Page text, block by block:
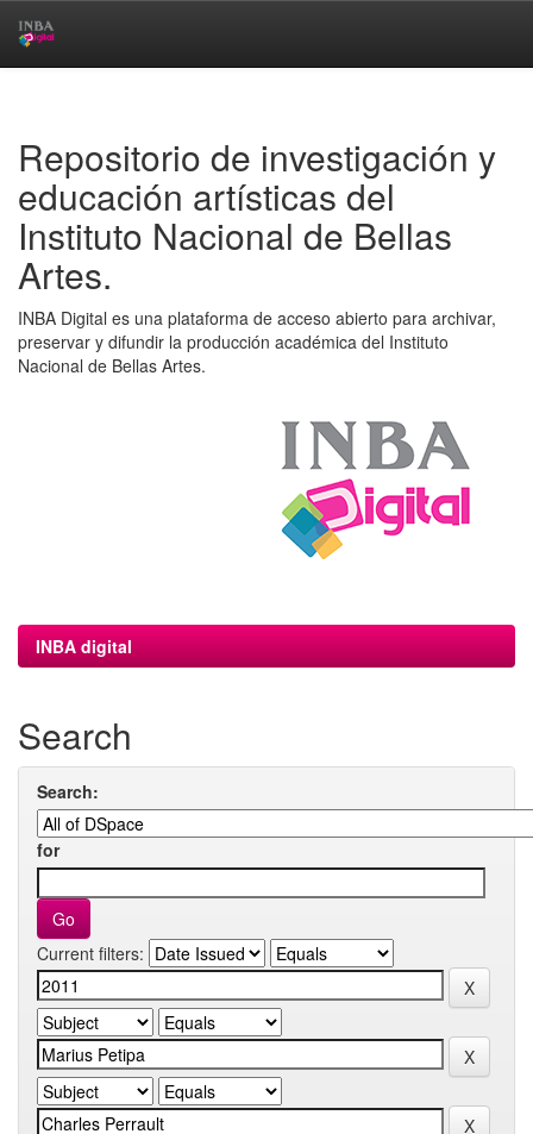
Repositorio de investigación y
educación artísticas del
Instituto Nacional de Bellas
Artes.
INBA Digital es una plataforma de acceso abierto para archivar,
preservar y difundir la producción académica del Instituto
Nacional de Bellas Artes.
INBA digital
Search
Search:
for
Current filters: